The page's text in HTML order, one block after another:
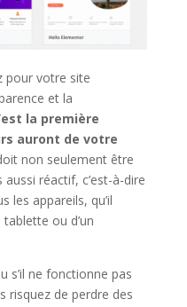
pour votre site
et la
la première
auront de votre
non seulement être
réactif, c’est-à-dire
les appareils, qu’il
tablette ou d’un
s’il ne fonctionne pas
risquez de perdre des